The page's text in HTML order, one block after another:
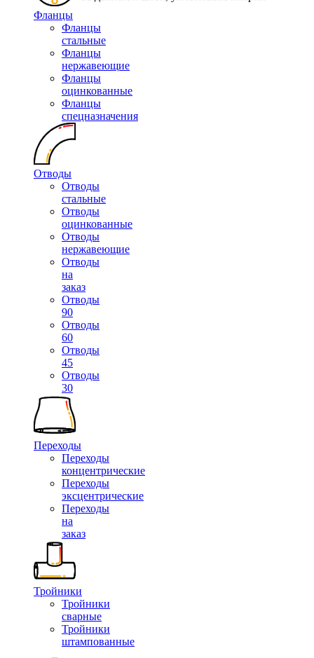
Фланцы
Фланцы
стальные
Фланцы
нержавеющие
Фланцы
оцинкованные
Фланцы
спецназначения
Отводы
Отводы
стальные
Отводы
оцинкованные
Отводы
нержавеющие
Отводы
на
заказ
Отводы
90
Отводы
60
Отводы
45
Отводы
30
Переходы
Переходы
концентрические
Переходы
эксцентрические
Переходы
на
заказ
Тройники
Тройники
сварные
Тройники
штампованные